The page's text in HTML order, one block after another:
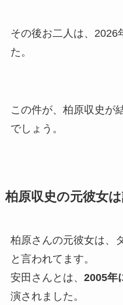
その後お二人は、2026
た。
この件が、柏原収史が
でしょう。
柏原収史の元彼女
柏原さんの元彼女は、
と言われてます。
安田さんとは、 2005年
演されました。